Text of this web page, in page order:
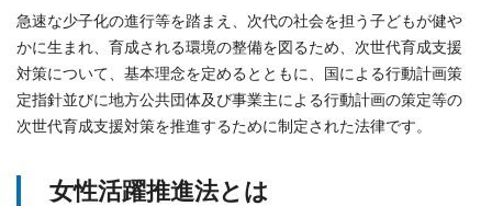
急速な少子化の進行等を踏まえ、次代の社会を担う子どもが健や
かに生まれ、育成される環境の整備を図るため、次世代育成支援
対策について、基本理念を定めるとともに、国による行動計画策
定指針並びに地方公共団体及び事業主による行動計画の策定等の
次世代育成支援対策を推進するために制定された法律です。
女性活躍推進法とは